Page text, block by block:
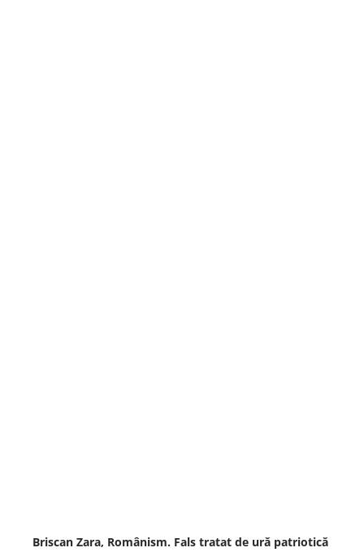
Briscan Zara, Românism. Fals tratat de ură patriotică